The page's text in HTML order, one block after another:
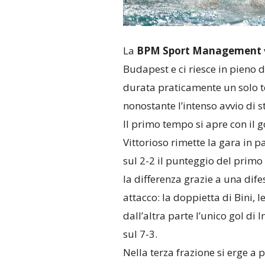
La BPM Sport Management
Budapest e ci riesce in pieno
durata praticamente un solo
nonostante l’intenso avvio di
Il primo tempo si apre con il
Vittorioso rimette la gara in
sul 2-2 il punteggio del
la differenza grazie a una
attacco: la doppietta di Bini,
dall’altra parte l’unico gol di
sul 7-3.
Nella terza frazione si erge a